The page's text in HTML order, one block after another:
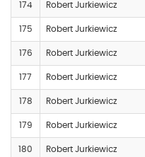
174 Robert Jurkiewicz
175 Robert Jurkiewicz
176 Robert Jurkiewicz
177 Robert Jurkiewicz
178 Robert Jurkiewicz
179 Robert Jurkiewicz
180 Robert Jurkiewicz